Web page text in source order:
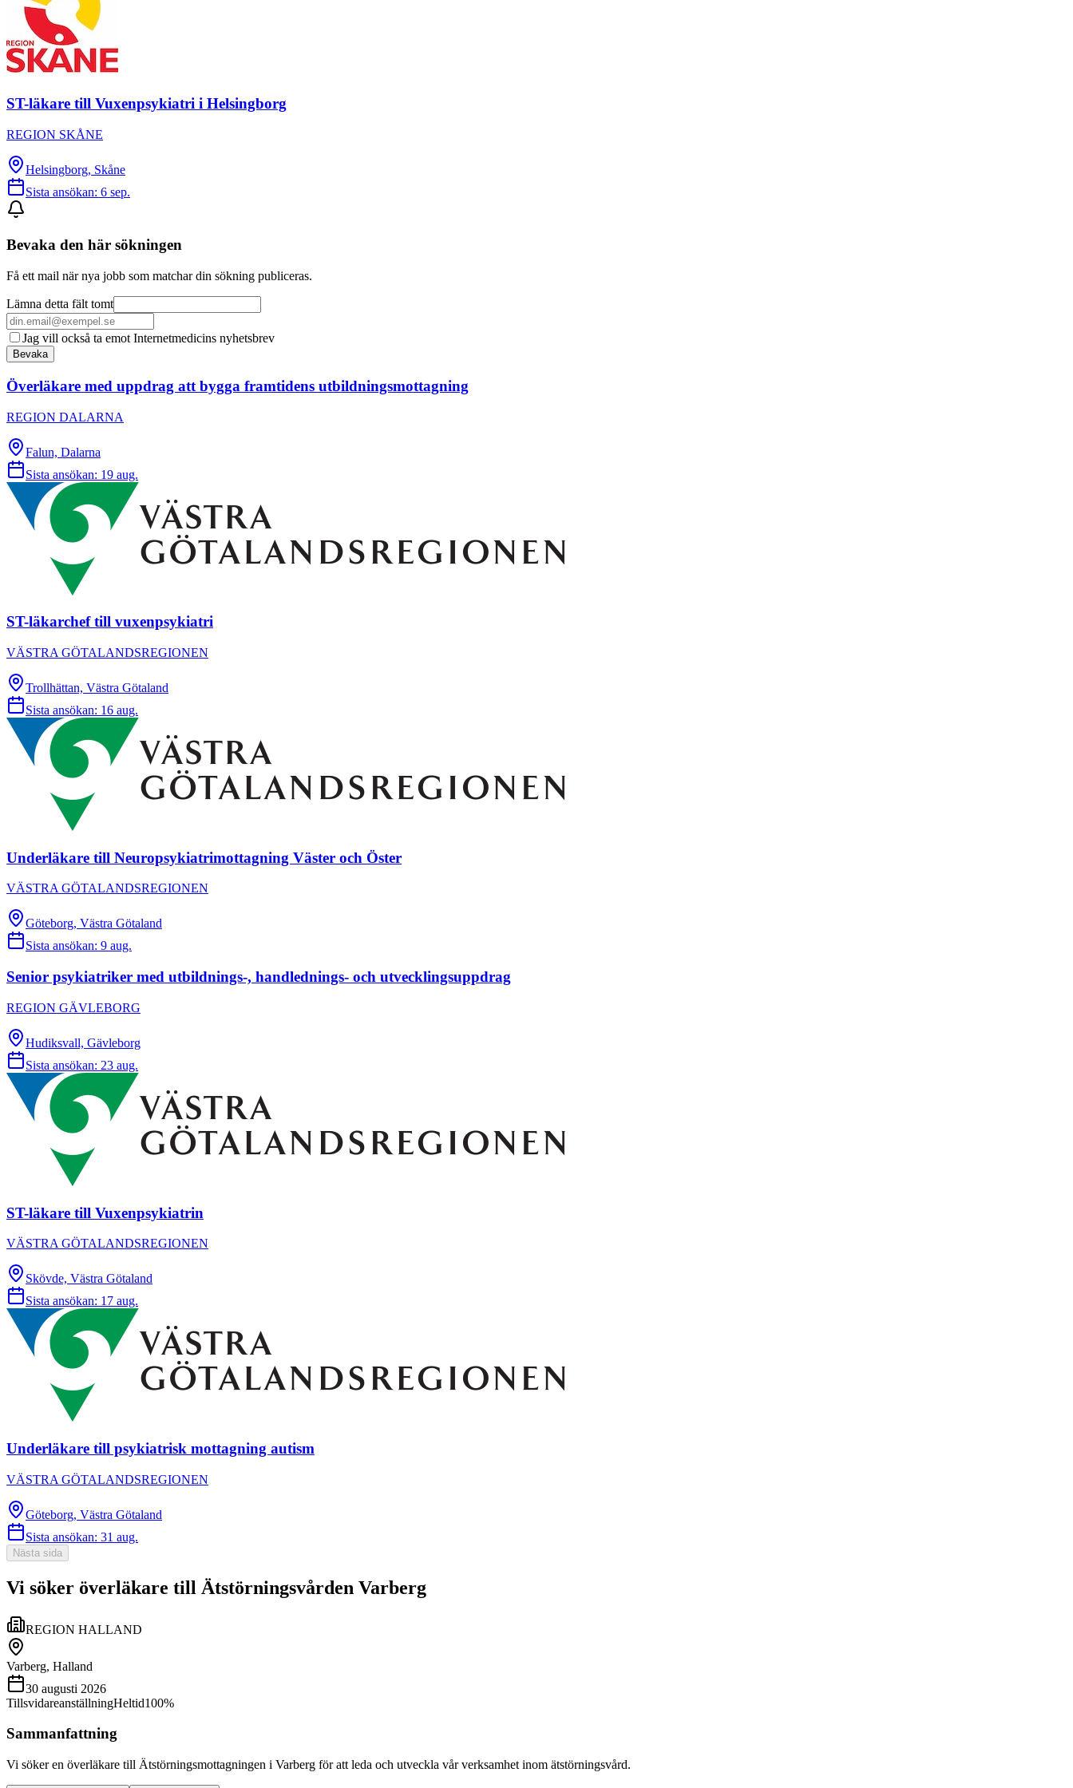
ST-läkare till Vuxenpsykiatri i Helsingborg
REGION SKÅNE
Helsingborg, Skåne
Sista ansökan: 6 sep.
Bevaka den här sökningen
Få ett mail när nya jobb som matchar din sökning publiceras.
Lämna detta fält tomt
Jag vill också ta emot Internetmedicins nyhetsbrev
Bevaka
Överläkare med uppdrag att bygga framtidens utbildningsmottagning
REGION DALARNA
Falun, Dalarna
Sista ansökan: 19 aug.
ST-läkarchef till vuxenpsykiatri
VÄSTRA GÖTALANDSREGIONEN
Trollhättan, Västra Götaland
Sista ansökan: 16 aug.
Underläkare till Neuropsykiatrimottagning Väster och Öster
VÄSTRA GÖTALANDSREGIONEN
Göteborg, Västra Götaland
Sista ansökan: 9 aug.
Senior psykiatriker med utbildnings-, handlednings- och utvecklingsuppdrag
REGION GÄVLEBORG
Hudiksvall, Gävleborg
Sista ansökan: 23 aug.
ST-läkare till Vuxenpsykiatrin
VÄSTRA GÖTALANDSREGIONEN
Skövde, Västra Götaland
Sista ansökan: 17 aug.
Underläkare till psykiatrisk mottagning autism
VÄSTRA GÖTALANDSREGIONEN
Göteborg, Västra Götaland
Sista ansökan: 31 aug.
Nästa sida
Vi söker överläkare till Ätstörningsvården Varberg
REGION HALLAND
Varberg, Halland
30 augusti 2026
TillsvidareanställningHeltid100%
Sammanfattning
Vi söker en överläkare till Ätstörningsmottagningen i Varberg för att leda och utveckla vår verksamhet inom ätstörningsvård.